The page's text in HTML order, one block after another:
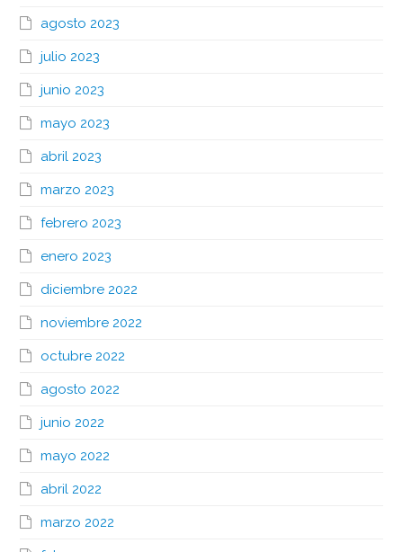
agosto 2023
julio 2023
junio 2023
mayo 2023
abril 2023
marzo 2023
febrero 2023
enero 2023
diciembre 2022
noviembre 2022
octubre 2022
agosto 2022
junio 2022
mayo 2022
abril 2022
marzo 2022